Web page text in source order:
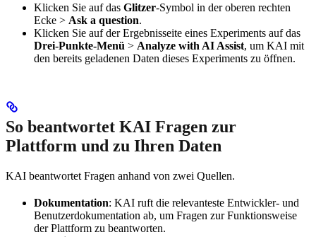
Klicken Sie auf das Glitzer-Symbol in der oberen rechten
Ecke > Ask a question.
Klicken Sie auf der Ergebnisseite eines Experiments auf das
Drei-Punkte-Menü > Analyze with AI Assist, um KAI mit
den bereits geladenen Daten dieses Experiments zu öffnen.
So beantwortet KAI Fragen zur
Plattform und zu Ihren Daten
KAI beantwortet Fragen anhand von zwei Quellen.
Dokumentation: KAI ruft die relevanteste Entwickler- und
Benutzerdokumentation ab, um Fragen zur Funktionsweise
der Plattform zu beantworten.